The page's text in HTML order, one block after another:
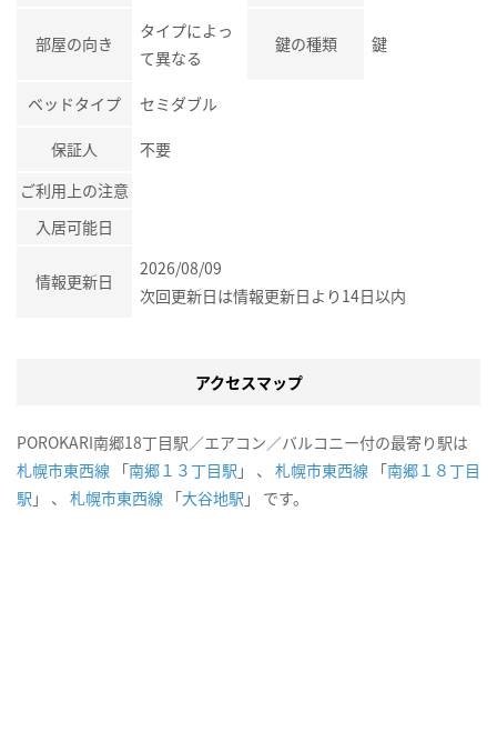
部屋の向き
タイプによっ
て異なる
鍵の種類 鍵
ベッドタイプ セミダブル
保証人
不要
ご利用上の注意
入居可能日
情報更新日
2026/08/09
次回更新日は情報更新日より14日以内
アクセスマップ
POROKARI南郷18丁目駅／エアコン／バルコニー付の最寄り駅は
札幌市東西線 「南郷１３丁目駅 」 、 札幌市東西線 「南郷１８丁目
駅 」 、 札幌市東西線 「大谷地駅 」 です。